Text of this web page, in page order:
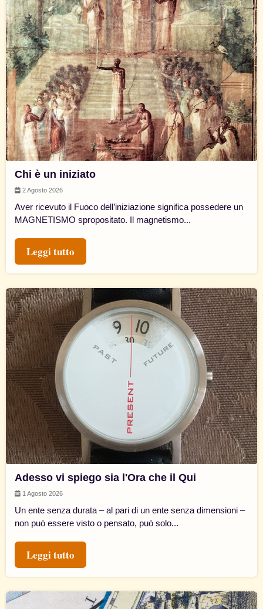
Chi è un iniziato
2 Agosto 2026
Aver ricevuto il Fuoco dell’iniziazione significa possedere un
MAGNETISMO spropositato. Il magnetismo...
Leggi tutto
Adesso vi spiego sia l'Ora che il Qui
1 Agosto 2026
Un ente senza durata – al pari di un ente senza dimensioni –
non può essere visto o pensato, può solo...
Leggi tutto